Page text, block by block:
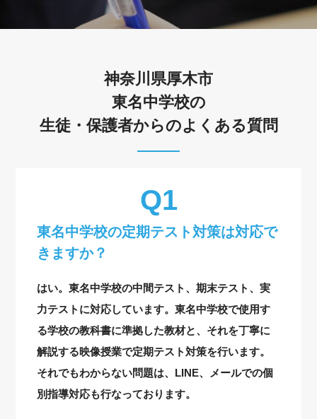
神奈川県厚木市
東名中学校の
生徒・保護者からのよくある質問
東名中学校の定期テスト対策は対応で
きますか？
はい。東名中学校の中間テスト、期末テスト、実
力テストに対応しています。東名中学校で使用す
る学校の教科書に準拠した教材と、それを丁寧に
解説する映像授業で定期テスト対策を行います。
それでもわからない問題は、LINE、メールでの個
別指導対応も行なっております。